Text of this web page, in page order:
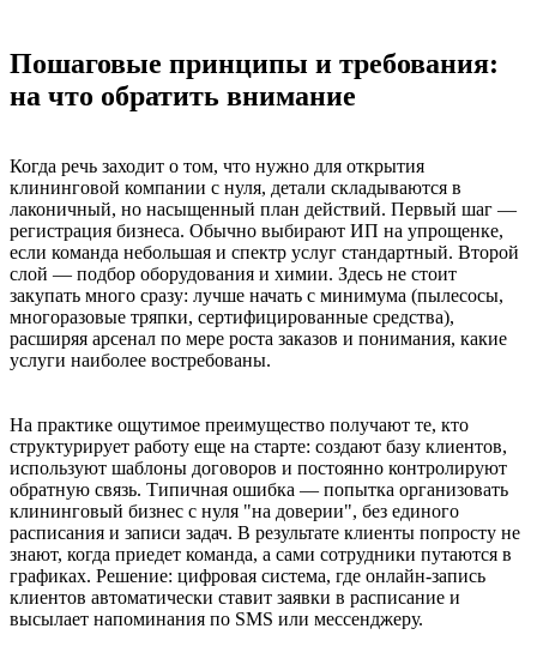
Пошаговые принципы и требования:
на что обратить внимание
Когда речь заходит о том, что нужно для открытия
клининговой компании с нуля, детали складываются в
лаконичный, но насыщенный план действий. Первый шаг —
регистрация бизнеса. Обычно выбирают ИП на упрощенке,
если команда небольшая и спектр услуг стандартный. Второй
слой — подбор оборудования и химии. Здесь не стоит
закупать много сразу: лучше начать с минимума (пылесосы,
многоразовые тряпки, сертифицированные средства),
расширяя арсенал по мере роста заказов и понимания, какие
услуги наиболее востребованы.
На практике ощутимое преимущество получают те, кто
структурирует работу еще на старте: создают базу клиентов,
используют шаблоны договоров и постоянно контролируют
обратную связь. Типичная ошибка — попытка организовать
клининговый бизнес с нуля "на доверии", без единого
расписания и записи задач. В результате клиенты попросту не
знают, когда приедет команда, а сами сотрудники путаются в
графиках. Решение: цифровая система, где онлайн-запись
клиентов автоматически ставит заявки в расписание и
высылает напоминания по SMS или мессенджеру.